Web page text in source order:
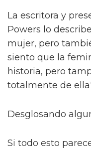
La escritora y
Powers lo
mujer, pero
siento que la
historia, pero
totalmente de
Desglosando
Si todo esto